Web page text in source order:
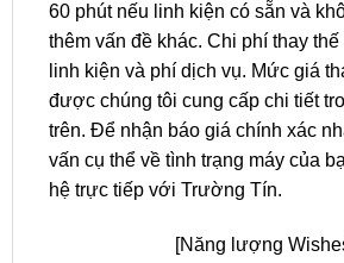
60 phút nếu linh kiện có sẵn và
thêm vấn đề khác. Chi phí thay
linh kiện và phí dịch vụ. Mức giá
được chúng tôi cung cấp chi tiết
trên. Để nhận báo giá chính xác
vấn cụ thể về tình trạng máy của
hệ trực tiếp với Trường Tín.
[Năng lượng